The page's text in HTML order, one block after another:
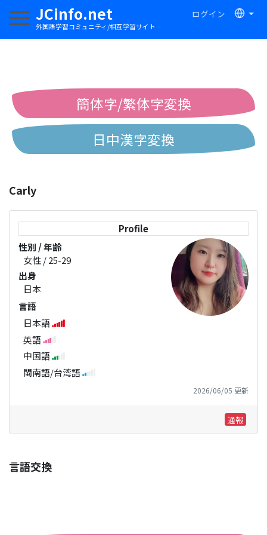
JCinfo.net
外国語学習コミュニティ/相互学習サイト
ログイン
ナビゲーションを切り替える
簡体字/繁体字変換
日中漢字変換
中国語注音変換
Carly
Profile
性別 / 年齢
女性 / 25-29
出身
日本
言語
日本語
英語
中国語
閩南語/台湾語
2026/06/05 更新
通報
言語交換